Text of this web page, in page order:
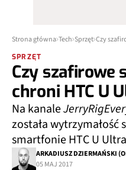
Strona główna Tech Sprzęt Czy
SPRZĘT
Czy szafirowe
chroni HTC U
Na kanale
została wytrzymałość
smartfonie HTC U
ARKADIUSZ DZIERMAŃSKI
05 MAJ 2017